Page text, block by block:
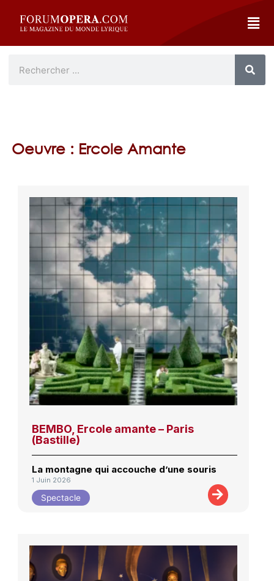
Oeuvre : Ercole Amante
BEMBO, Ercole amante – Paris
(Bastille)
La montagne qui accouche d’une souris
1 Juin 2026
Spectacle